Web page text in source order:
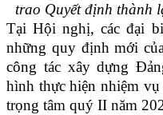
trao Quyết định thành
Tại Hội nghị, các đại
những quy định mới
công tác xây dựng
hình thực hiện nhiệm
trọng tâm quý II năm